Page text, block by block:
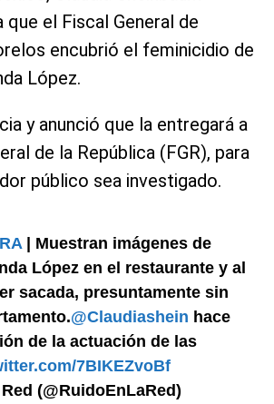
que el Fiscal General de
encubrió el feminicidio de
López.
y anunció que la entregará a
de la República (FGR), para
público sea investigado.
| Muestran imágenes de
López en el restaurante y al
sacada, presuntamente sin
@Claudiashein hace
de la actuación de las
7BIKEZvoBf
(@RuidoEnLaRed)